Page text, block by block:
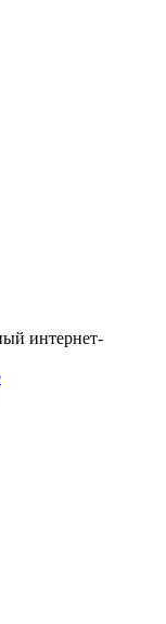
интернет-